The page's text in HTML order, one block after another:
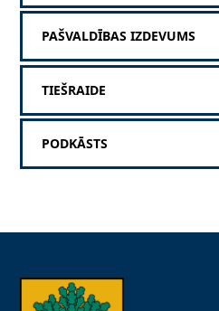
PAŠVALDĪBAS IZDEVUMS
TIEŠRAIDE
PODKĀSTS